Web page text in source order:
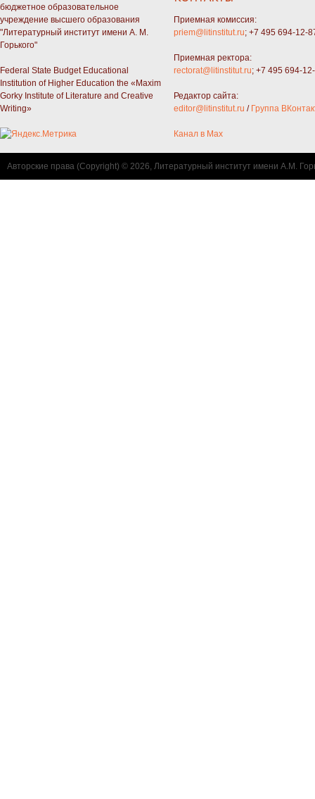
бюджетное образовательное
учреждение высшего образования
"Литературный институт имени А. М.
Горького"
Federal State Budget Educational
Institution of Higher Education the «Maxim
Gorky Institute of Literature and Creative
Writing»
Приемная комиссия:
priem@litinstitut.ru; +7 495 694-12-
Приемная ректора:
rectorat@litinstitut.ru; +7 495 694-
Редактор сайта:
editor@litinstitut.ru / Группа
Канал в Max
Авторские права (Copyright) © 2026, Литературный институт имени А.М.